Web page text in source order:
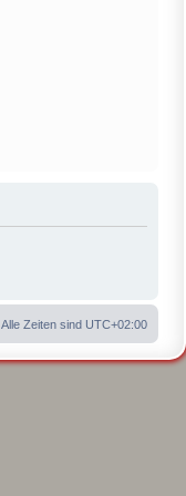
Alle Zeiten sind UTC+02:00